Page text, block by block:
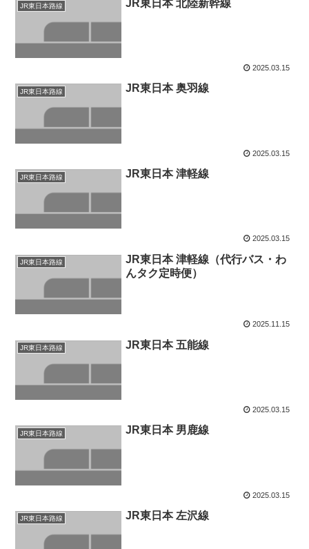
JR東日本路線 JR東日本 北陸新幹線
2025.03.15
JR東日本路線 JR東日本 奥羽線
2025.03.15
JR東日本路線 JR東日本 津軽線
2025.03.15
JR東日本路線
JR東日本 津軽線（代行バス・わ
んタク定時便）
2025.11.15
JR東日本路線 JR東日本 五能線
2025.03.15
JR東日本路線 JR東日本 男鹿線
2025.03.15
JR東日本路線 JR東日本 左沢線